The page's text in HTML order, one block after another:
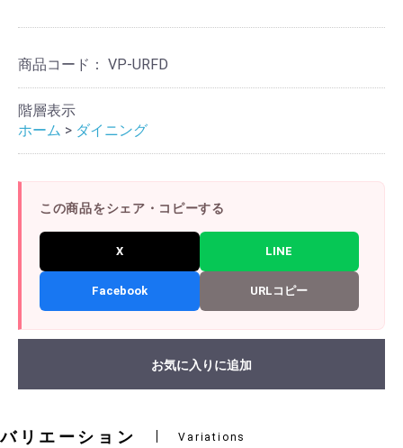
商品コード： VP-URFD
階層表示
ホーム > ダイニング
この商品をシェア・コピーする
X LINE
Facebook URLコピー
お気に入りに追加
バリエーション Variations